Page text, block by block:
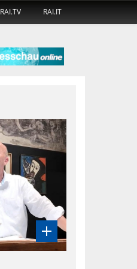
RAI.TV RAI.IT